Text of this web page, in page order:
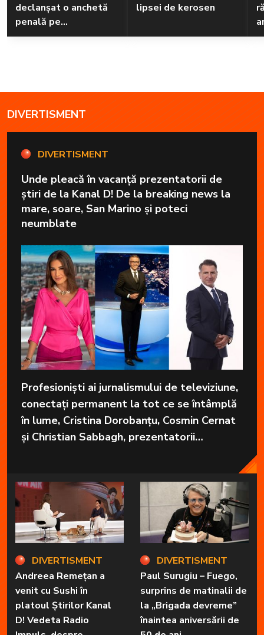
declanșat o anchetă
penală pe
Transfăgărășan
lipsei de kerosen
DIVERTISMENT
DIVERTISMENT
Unde pleacă în vacanță prezentatorii de
știri de la Kanal D! De la breaking news la
mare, soare, San Marino și poteci
neumblate
Profesioniști ai jurnalismului de televiziune,
conectați permanent la tot ce se întâmplă
în lume, Cristina Dorobanțu, Cosmin Cernat
și Christian Sabbagh, prezentatorii
în fața telespectatorilor.
DIVERTISMENT
Andreea Remețan a
venit cu Sushi în
platoul Știrilor Kanal
D! Vedeta Radio
DIVERTISMENT
Paul Surugiu – Fuego,
surprins de matinalii de
la „Brigada devreme”
înaintea aniversării de